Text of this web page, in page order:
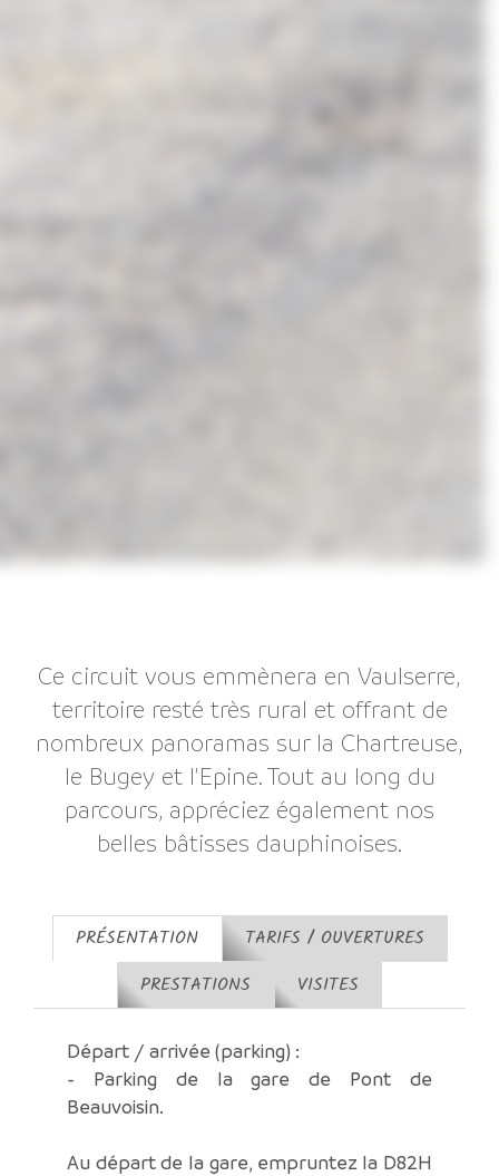
Ce circuit vous emmènera en Vaulserre,
territoire resté très rural et offrant de
nombreux panoramas sur la Chartreuse,
le Bugey et l'Epine. Tout au long du
parcours, appréciez également nos
belles bâtisses dauphinoises.
PRÉSENTATION
TARIFS / OUVERTURES
PRESTATIONS
VISITES
Départ / arrivée (parking) :
- Parking de la gare de Pont de
Beauvoisin.
Au départ de la gare, empruntez la D82H